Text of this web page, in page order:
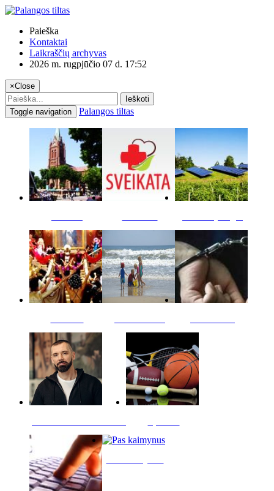
Paieška
Kontaktai
Laikraščių archyvas
2026 m. rugpjūčio 07 d. 17:52
×Close
Ieškoti
Toggle navigation
Palangos tiltas